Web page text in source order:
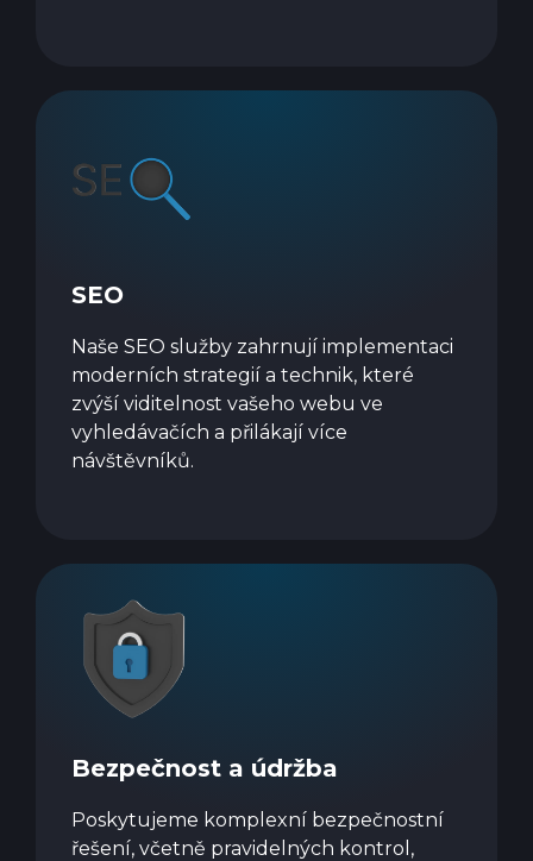
SEO
Naše SEO služby zahrnují implementaci
moderních strategií a technik, které
zvýší viditelnost vašeho webu ve
vyhledávačích a přilákají více
návštěvníků.
Bezpečnost a údržba
Poskytujeme komplexní bezpečnostní
řešení, včetně pravidelných kontrol,